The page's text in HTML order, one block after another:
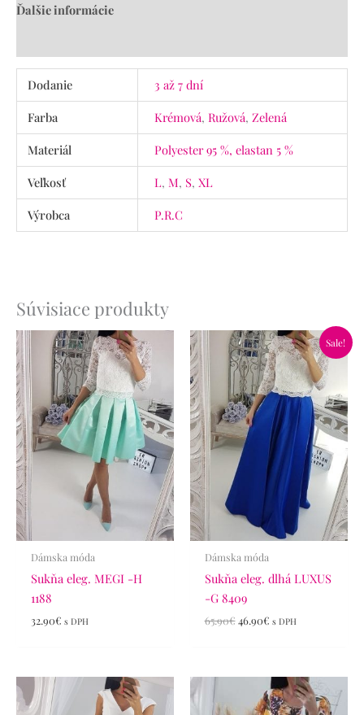
Ďalšie informácie
Dodanie
3 až 7 dní
Farba
Krémová, Ružová, Zelená
Materiál
Polyester 95 %, elastan 5 %
Veľkosť
L, M, S, XL
Výrobca
P.R.C
Súvisiace produkty
Dámska móda
Sukňa eleg. MEGI -H
1188
32.90€ s DPH
Sale!
Dámska móda
Sukňa eleg. dlhá LUXUS
-G 8409
65.90€
Pôvodná
cena
bola:
65.90€.
46.90€
Aktuálna
cena
je:
46.90€.
s DPH